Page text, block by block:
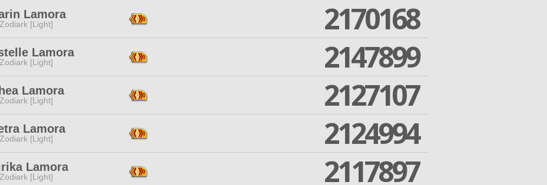
Lamora
Zodiark [Light]
2170168
Lamora
Zodiark [Light]
2147899
Lamora
Zodiark [Light]
2127107
Lamora
Zodiark [Light]
2124994
Lamora
Zodiark [Light]
2117897